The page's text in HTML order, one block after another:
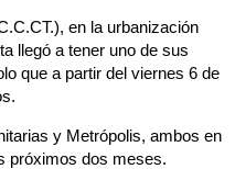
en la urbanización
llegó a tener uno de sus
que a partir del viernes 6 de
y Metrópolis, ambos en
próximos dos meses.